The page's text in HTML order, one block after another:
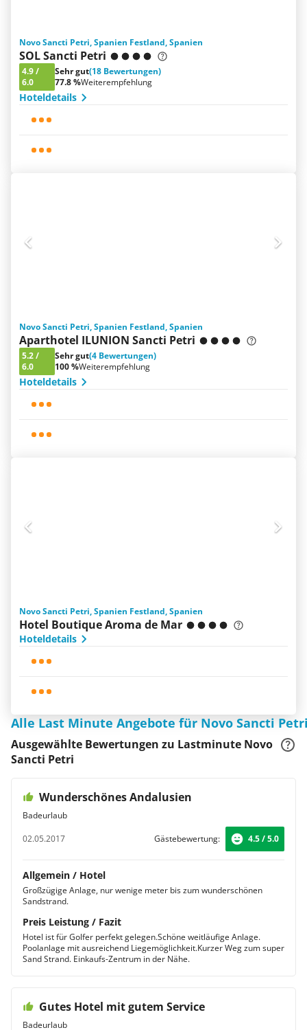
Novo Sancti Petri, Spanien Festland, Spanien
SOL Sancti Petri
4.9/
6.0
Sehr gut(18 Bewertungen)
77.8 %Weiterempfehlung
Hoteldetails
Novo Sancti Petri, Spanien Festland, Spanien
Aparthotel ILUNION Sancti Petri
5.2/
6.0
Sehr gut(4 Bewertungen)
100 %Weiterempfehlung
Hoteldetails
Novo Sancti Petri, Spanien Festland, Spanien
Hotel Boutique Aroma de Mar
Hoteldetails
Alle Last Minute Angebote für Novo Sancti
Ausgewählte Bewertungen zu Lastminute Novo
Sancti Petri
Wunderschönes Andalusien
Badeurlaub
02.05.2017
Gästebewertung: 4.5 / 5.0
Allgemein / Hotel
Großzügige Anlage, nur wenige meter bis zum wunderschönen
Sandstrand.
Preis Leistung / Fazit
Hotel ist für Golfer perfekt gelegen.Schöne weitläufige Anlage.
Poolanlage mit ausreichend Liegemöglichkeit.Kurzer Weg zum super
Sand Strand. Einkaufs-Zentrum in der Nähe.
Gutes Hotel mit gutem Service
Badeurlaub